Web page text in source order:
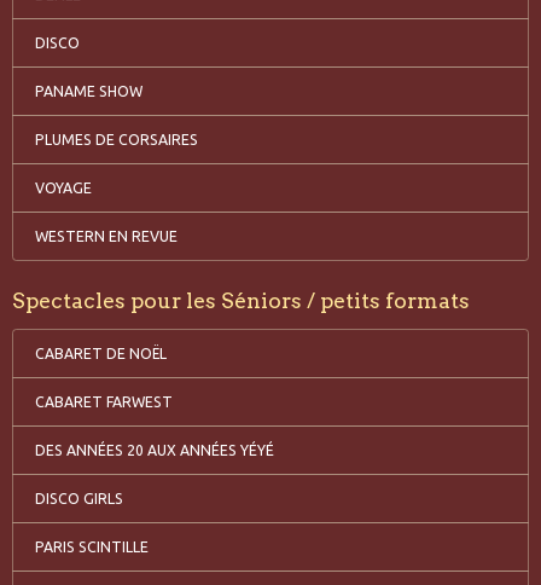
DISCO
PANAME SHOW
PLUMES DE CORSAIRES
VOYAGE
WESTERN EN REVUE
Spectacles pour les Séniors / petits formats
CABARET DE NOËL
CABARET FARWEST
DES ANNÉES 20 AUX ANNÉES YÉYÉ
DISCO GIRLS
PARIS SCINTILLE